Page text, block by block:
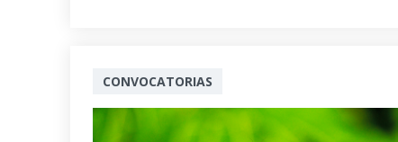
CONVOCATORIAS